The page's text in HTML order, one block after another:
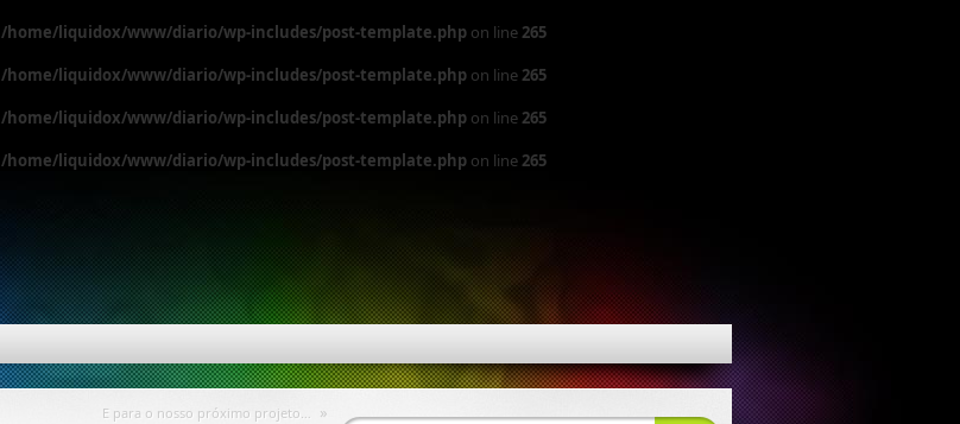
/home/liquidox/www/diario/wp-includes/post-template.php on line265
/home/liquidox/www/diario/wp-includes/post-template.php on line265
/home/liquidox/www/diario/wp-includes/post-template.php on line265
/home/liquidox/www/diario/wp-includes/post-template.php on line265
E para o nosso próximo projeto… »